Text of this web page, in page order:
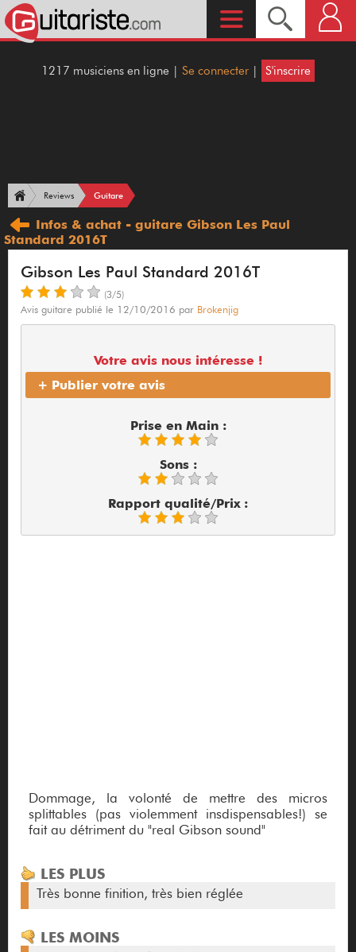
1217 musiciens en ligne | Se connecter | S'inscrire
Reviews Guitare
Infos & achat - guitare Gibson Les Paul
Standard 2016T
Gibson Les Paul Standard 2016T
(3/5)
Avis guitare publié le 12/10/2016 par Brokenjig
Votre avis nous intéresse !
+ Publier votre avis
Prise en Main :
Sons :
Rapport qualité/Prix :
Dommage, la volonté de mettre des micros
splittables (pas violemment insdispensables!) se
fait au détriment du "real Gibson sound"
LES PLUS
Très bonne finition, très bien réglée
LES MOINS